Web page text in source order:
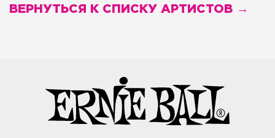
ВЕРНУТЬСЯ К СПИСКУ АРТИСТОВ →